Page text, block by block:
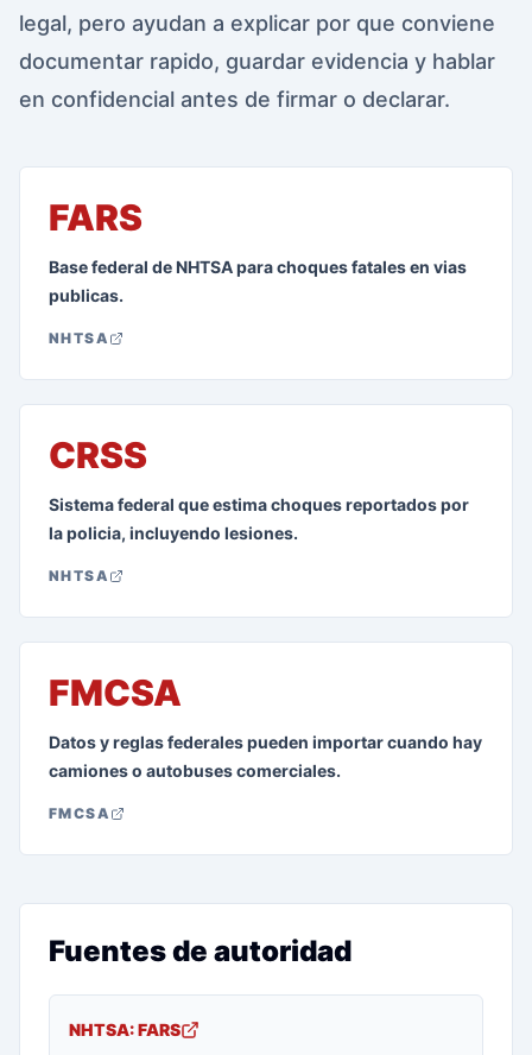
legal, pero ayudan a explicar por que conviene
documentar rapido, guardar evidencia y hablar
en confidencial antes de firmar o declarar.
FARS
Base federal de NHTSA para choques fatales en vias
publicas.
NHTSA
CRSS
Sistema federal que estima choques reportados por
la policia, incluyendo lesiones.
NHTSA
FMCSA
Datos y reglas federales pueden importar cuando hay
camiones o autobuses comerciales.
FMCSA
Fuentes de autoridad
NHTSA: FARS